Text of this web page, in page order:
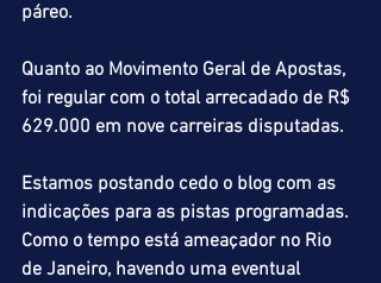
páreo.
Quanto ao Movimento Geral de Apostas,
foi regular com o total arrecadado de R$
629.000 em nove carreiras disputadas.
Estamos postando cedo o blog com as
indicações para as pistas programadas.
Como o tempo está ameaçador no Rio
de Janeiro, havendo uma eventual